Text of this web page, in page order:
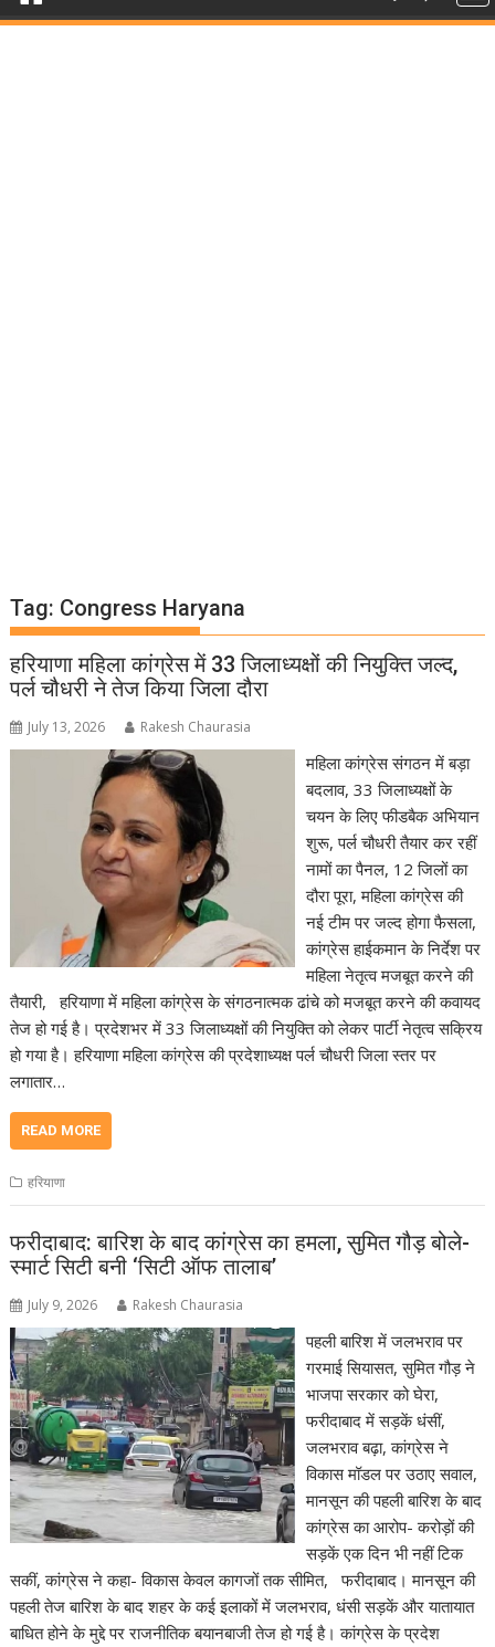
Tag: Congress Haryana
हरियाणा महिला कांग्रेस में 33 जिलाध्यक्षों की नियुक्ति जल्द,
पर्ल चौधरी ने तेज किया जिला दौरा
July 13, 2026 Rakesh Chaurasia
महिला कांग्रेस संगठन में बड़ा
बदलाव, 33 जिलाध्यक्षों के
चयन के लिए फीडबैक अभियान
शुरू, पर्ल चौधरी तैयार कर रहीं
नामों का पैनल, 12 जिलों का
दौरा पूरा, महिला कांग्रेस की
नई टीम पर जल्द होगा फैसला,
कांग्रेस हाईकमान के निर्देश पर
महिला नेतृत्व मजबूत करने की
तैयारी, हरियाणा में महिला कांग्रेस के संगठनात्मक ढांचे को मजबूत करने की कवायद
तेज हो गई है। प्रदेशभर में 33 जिलाध्यक्षों की नियुक्ति को लेकर पार्टी नेतृत्व सक्रिय
हो गया है। हरियाणा महिला कांग्रेस की प्रदेशाध्यक्ष पर्ल चौधरी जिला स्तर पर
लगातार…
READ MORE
हरियाणा
फरीदाबाद: बारिश के बाद कांग्रेस का हमला, सुमित गौड़ बोले-
स्मार्ट सिटी बनी ‘सिटी ऑफ तालाब’
July 9, 2026 Rakesh Chaurasia
पहली बारिश में जलभराव पर
गरमाई सियासत, सुमित गौड़ ने
भाजपा सरकार को घेरा,
फरीदाबाद में सड़कें धंसीं,
जलभराव बढ़ा, कांग्रेस ने
विकास मॉडल पर उठाए सवाल,
मानसून की पहली बारिश के बाद
कांग्रेस का आरोप- करोड़ों की
सड़कें एक दिन भी नहीं टिक
सकीं, कांग्रेस ने कहा- विकास केवल कागजों तक सीमित, फरीदाबाद। मानसून की
पहली तेज बारिश के बाद शहर के कई इलाकों में जलभराव, धंसी सड़कें और यातायात
बाधित होने के मुद्दे पर राजनीतिक बयानबाजी तेज हो गई है। कांग्रेस के प्रदेश